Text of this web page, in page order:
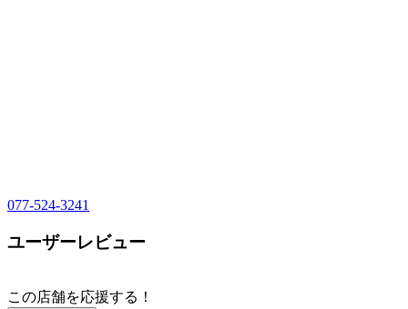
077-524-3241
ユーザーレビュー
この店舗を応援する！